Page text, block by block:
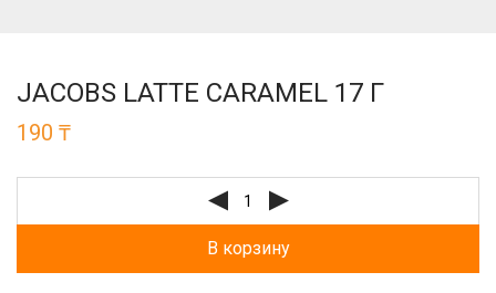
JACOBS LATTE CARAMEL 17 Г
190 ₸
В корзину